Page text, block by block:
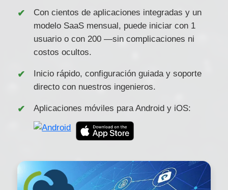
Con cientos de aplicaciones integradas y un
modelo SaaS mensual, puede iniciar con 1
usuario o con 200 —sin complicaciones ni
costos ocultos.
Inicio rápido, configuración guiada y soporte
directo con nuestros ingenieros.
Aplicaciones móviles para Android y iOS: